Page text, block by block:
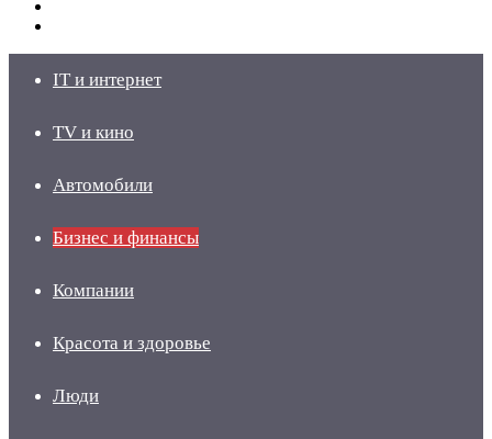
IT и интернет
TV и кино
Автомобили
Бизнес и финансы
Компании
Красота и здоровье
Люди